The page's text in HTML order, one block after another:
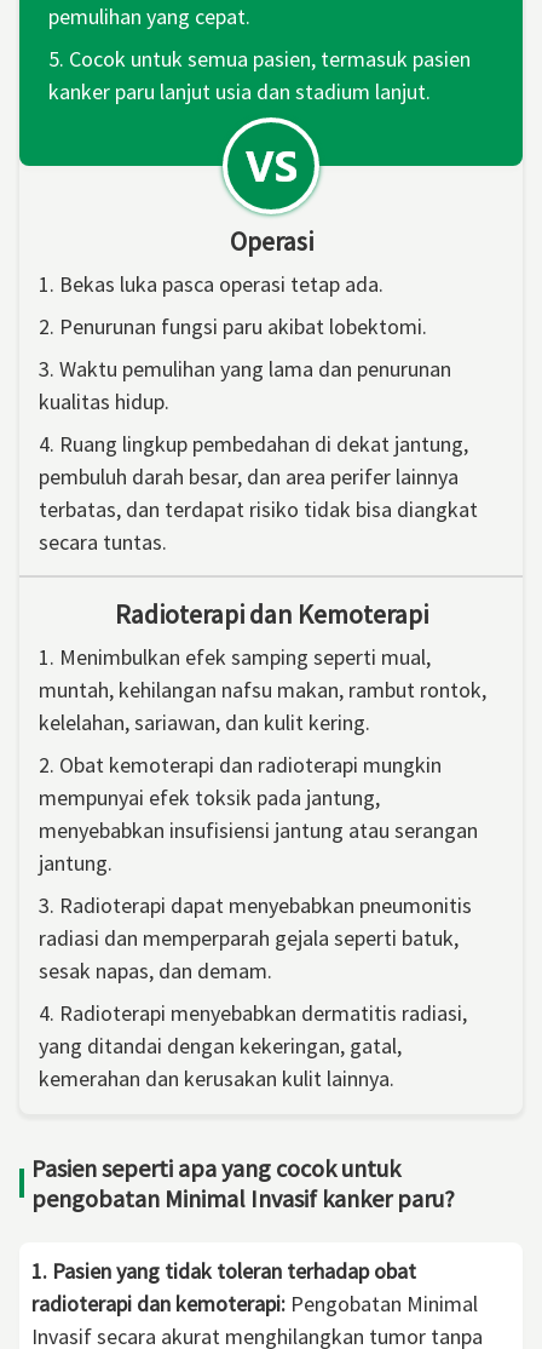
pemulihan yang cepat.
5. Cocok untuk semua pasien, termasuk pasien
kanker paru lanjut usia dan stadium lanjut.
Operasi
1. Bekas luka pasca operasi tetap ada.
2. Penurunan fungsi paru akibat lobektomi.
3. Waktu pemulihan yang lama dan penurunan
kualitas hidup.
4. Ruang lingkup pembedahan di dekat jantung,
pembuluh darah besar, dan area perifer lainnya
terbatas, dan terdapat risiko tidak bisa diangkat
secara tuntas.
Radioterapi dan Kemoterapi
1. Menimbulkan efek samping seperti mual,
muntah, kehilangan nafsu makan, rambut rontok,
kelelahan, sariawan, dan kulit kering.
2. Obat kemoterapi dan radioterapi mungkin
mempunyai efek toksik pada jantung,
menyebabkan insufisiensi jantung atau serangan
jantung.
3. Radioterapi dapat menyebabkan pneumonitis
radiasi dan memperparah gejala seperti batuk,
sesak napas, dan demam.
4. Radioterapi menyebabkan dermatitis radiasi,
yang ditandai dengan kekeringan, gatal,
kemerahan dan kerusakan kulit lainnya.
Pasien seperti apa yang cocok untuk
pengobatan Minimal Invasif kanker paru?
1. Pasien yang tidak toleran terhadap obat
radioterapi dan kemoterapi: Pengobatan Minimal
Invasif secara akurat menghilangkan tumor tanpa